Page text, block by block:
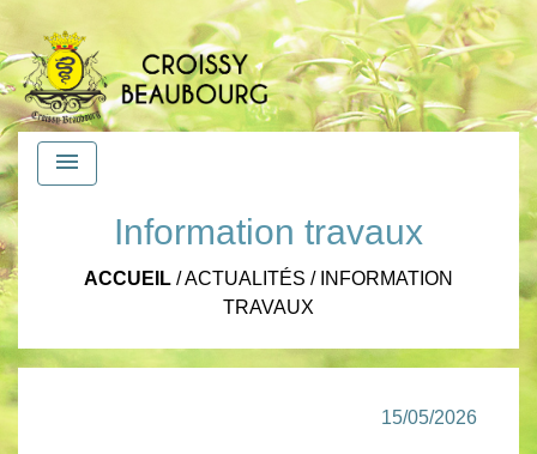
menu
Information travaux
ACCUEIL /ACTUALITÉS / INFORMATION
TRAVAUX
15/05/2026